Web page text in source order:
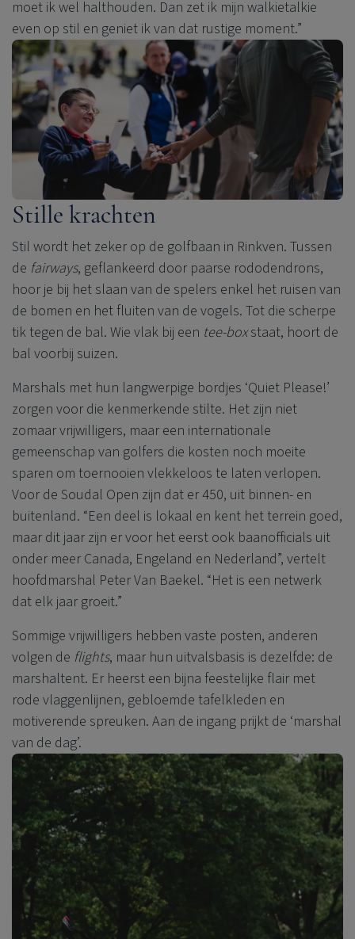
moet ik wel halthouden. Dan zet ik mijn walkietalkie
even op stil en geniet ik van dat rustige moment.”
Stille krachten
Stil wordt het zeker op de golfbaan in Rinkven. Tussen
de fairways, geflankeerd door paarse rododendrons,
hoor je bij het slaan van de spelers enkel het ruisen van
de bomen en het fluiten van de vogels. Tot die scherpe
tik tegen de bal. Wie vlak bij een tee-boxstaat, hoort de
bal voorbij suizen.
Marshals met hun langwerpige bordjes ‘Quiet Please!’
zorgen voor die kenmerkende stilte. Het zijn niet
zomaar vrijwilligers, maar een internationale
gemeenschap van golfers die kosten noch moeite
sparen om toernooien vlekkeloos te laten verlopen.
Voor de Soudal Open zijn dat er 450, uit binnen- en
buitenland. “Een deel is lokaal en kent het terrein goed,
maar dit jaar zijn er voor het eerst ook baanofficials uit
onder meer Canada, Engeland en Nederland”, vertelt
hoofdmarshal Peter Van Baekel. “Het is een netwerk
dat elk jaar groeit.”
Sommige vrijwilligers hebben vaste posten, anderen
volgen de flights, maar hun uitvalsbasis is dezelfde: de
marshaltent. Er heerst een bijna feestelijke flair met
rode vlaggenlijnen, gebloemde tafelkleden en
motiverende spreuken. Aan de ingang prijkt de ‘marshal
van de dag’.